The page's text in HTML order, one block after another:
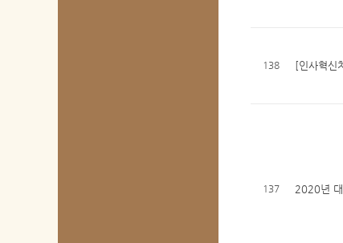
138 [인사혁신
137 2020년 대